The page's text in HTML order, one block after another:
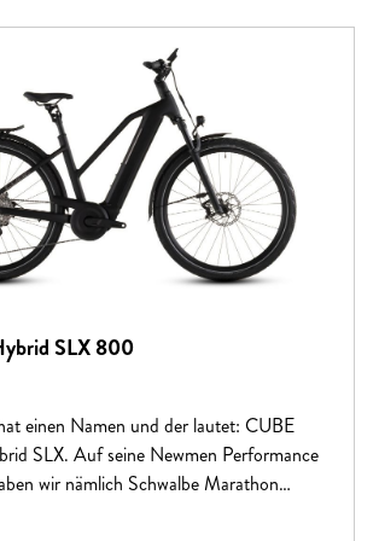
SLX 800
einen Namen und der lautet: CUBE
SLX. Auf seine Newmen Performance
wir nämlich Schwalbe Marathon